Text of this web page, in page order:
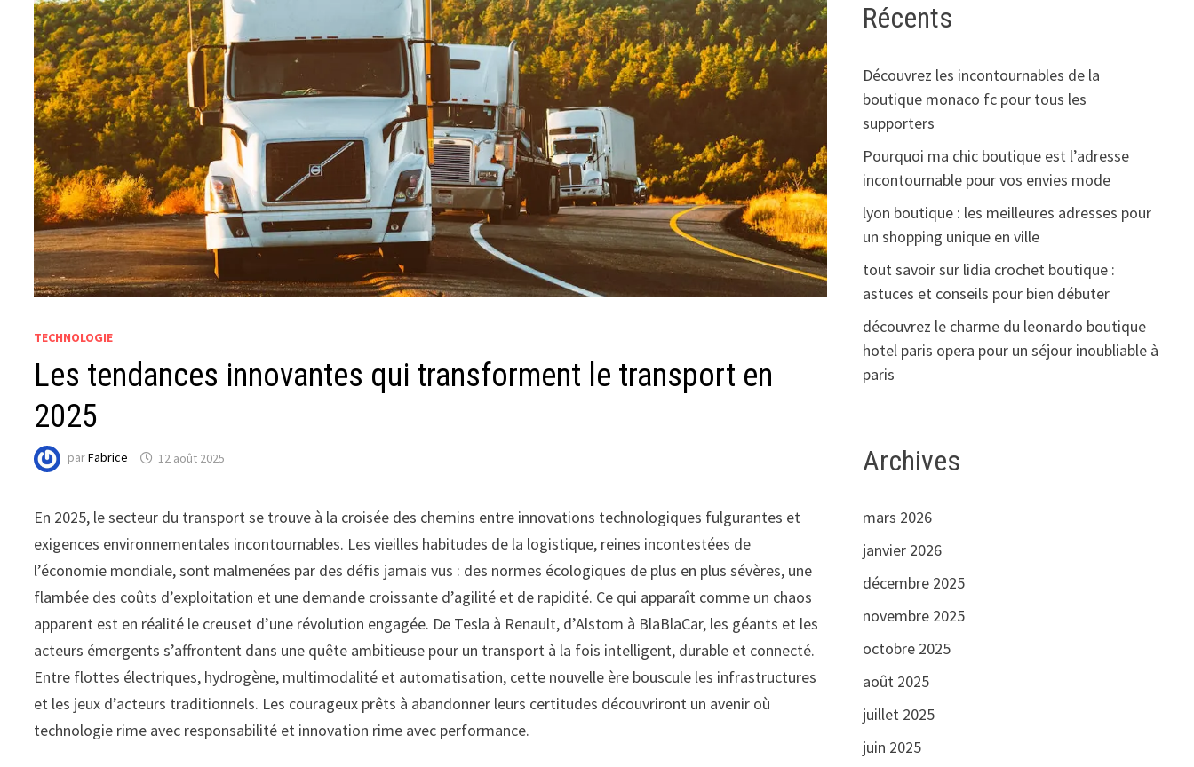
TECHNOLOGIE
Les tendances innovantes qui transforment le transport en
2025
parFabrice 12 août 2025
En 2025, le secteur du transport se trouve à la croisée des chemins entre innovations technologiques fulgurantes et
exigences environnementales incontournables. Les vieilles habitudes de la logistique, reines incontestées de
l’économie mondiale, sont malmenées par des défis jamais vus : des normes écologiques de plus en plus sévères, une
flambée des coûts d’exploitation et une demande croissante d’agilité et de rapidité. Ce qui apparaît comme un chaos
apparent est en réalité le creuset d’une révolution engagée. De Tesla à Renault, d’Alstom à BlaBlaCar, les géants et les
acteurs émergents s’affrontent dans une quête ambitieuse pour un transport à la fois intelligent, durable et connecté.
Entre flottes électriques, hydrogène, multimodalité et automatisation, cette nouvelle ère bouscule les infrastructures
et les jeux d’acteurs traditionnels. Les courageux prêts à abandonner leurs certitudes découvriront un avenir où
technologie rime avec responsabilité et innovation rime avec performance.
Récents
Découvrez les incontournables de la
boutique monaco fc pour tous les
supporters
Pourquoi ma chic boutique est l’adresse
incontournable pour vos envies mode
lyon boutique : les meilleures adresses pour
un shopping unique en ville
tout savoir sur lidia crochet boutique :
astuces et conseils pour bien débuter
découvrez le charme du leonardo boutique
hotel paris opera pour un séjour inoubliable à
paris
Archives
mars 2026
janvier 2026
décembre 2025
novembre 2025
octobre 2025
août 2025
juillet 2025
juin 2025